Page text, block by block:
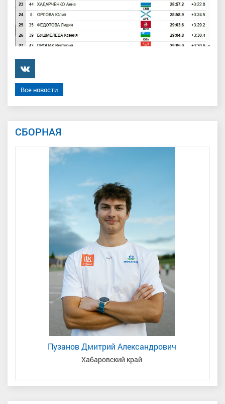
���������
Все новости
СБОРНАЯ
Пузанов Дмитрий Александрович
Хабаровский край